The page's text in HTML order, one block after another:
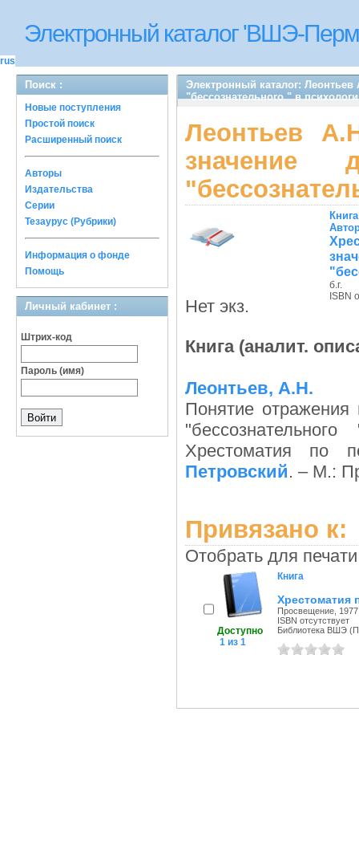
Электронный каталог 'ВШЭ-
rus
Поиск :
Новые поступления
Простой поиск
Расширенный поиск
Авторы
Издательства
Серии
Тезаурус (Рубрики)
Информация о фонде
Помощь
Личный кабинет :
Штрих-код
Пароль (имя)
Электронный каталог:
"бессознательного " в
Леонтьев
значение
Нет экз.
б.г.
ISBN
Книга (аналит.
Леонтьев, А.Н.
Понятие отражения
Хрестоматия по
Петровский. – М.:
Привязано к:
Отобрать для
Доступно
1 из 1
Книга
Хрестоматия
Просвещение, 1977
ISBN отсутствует
Библиотека ВШЭ